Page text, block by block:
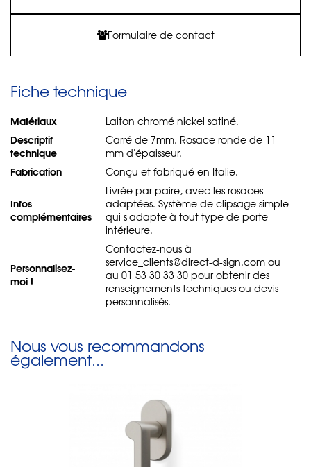
Formulaire de contact
Fiche technique
Matériaux Laiton chromé nickel satiné.
Descriptif
technique
Carré de 7mm. Rosace ronde de 11
mm d'épaisseur.
Fabrication Conçu et fabriqué en Italie.
Infos
complémentaires
Livrée par paire, avec les rosaces
adaptées. Système de clipsage simple
qui s'adapte à tout type de porte
intérieure.
Personnalisez-
moi !
Contactez-nous à
service_clients@direct-d-sign.com ou
au 01 53 30 33 30 pour obtenir des
renseignements techniques ou devis
personnalisés.
Nous vous recommandons
également...